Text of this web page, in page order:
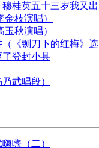
穆桂英五十三岁我又出
枝演唱）
秋演唱）
《铡刀下的红梅》选
了登封小县
武唱段）
嗨（二）